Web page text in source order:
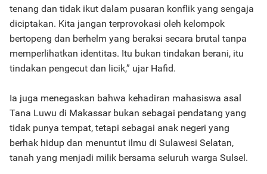
tenang dan tidak ikut dalam pusaran konflik yang sengaja
diciptakan. Kita jangan terprovokasi oleh kelompok
bertopeng dan berhelm yang beraksi secara brutal tanpa
memperlihatkan identitas. Itu bukan tindakan berani, itu
tindakan pengecut dan licik,” ujar Hafid.
Ia juga menegaskan bahwa kehadiran mahasiswa asal
Tana Luwu di Makassar bukan sebagai pendatang yang
tidak punya tempat, tetapi sebagai anak negeri yang
berhak hidup dan menuntut ilmu di Sulawesi Selatan,
tanah yang menjadi milik bersama seluruh warga Sulsel.